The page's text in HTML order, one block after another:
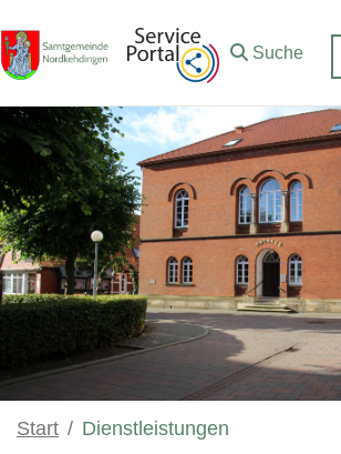
Suche
Start Dienstleistungen